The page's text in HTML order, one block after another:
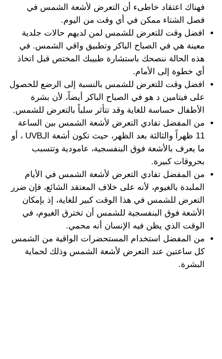
فهناك اعتقاد خاطىء أن التعرض لأشعة الشمس في
فصل الشتاء ممكن في أي وقت من اليوم.
افضل وقت للتعرض للشمس لمن لديهم حالات جلدية
معينة هي في الصباح الباكر وتطبيق واقي الشمس. في
هذه الحالة ننصحك باستشارة طبيبك المختص قبل اتخاذ
أي خطوة إلى الأمام.
افضل وقت للتعرض للشمس بالنسبة إلى الرضع للحصول
على فيتامين د هو في الصباح الباكر أيضاً، لأن بشرة
الأطفال حساسة للغاية وقد تتأثر سلباً بالتعرض للشمس.
من المفضل تفادي التعرض لأشعة الشمس بين الساعة
11 ظهراً والثالثة بعد الظهر، حيث تكون أشعة الـUVB ، أو
ما يعرف بالأشعة فوق البنفسجية، عامودية وتتسبب
بحروقات كبيرة.
من المفضل تفادي التعرض لأشعة الشمس في الأيام
الملبدة بالغيوم، لأنه على خلاف المعتقد الشائع، فإن ضرر
التعرض للشمس في هذا الوقت كبير للغاية، إذ بإمكان
الأشعة فوق البنفسجية للشمس أن تخترق الغيوم، في
الوقت الذي يظن فيه الإنسان أنه محمي.
من المفضل استخدام المستحضرات الواقية من الشمس
كل ساعتين عند التعرض لأشعة الشمس وذلك لحماية
البشرة.